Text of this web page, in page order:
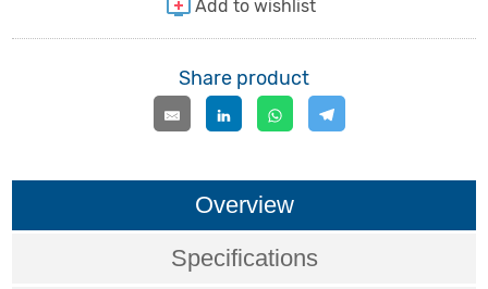
Share product
Overview
Specifications